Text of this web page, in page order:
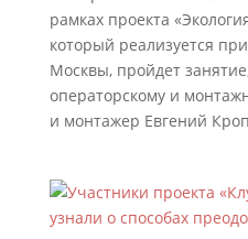
рамках проекта
который реализуется
Москвы, пройдет
операторскому и
и монтажер Евгений